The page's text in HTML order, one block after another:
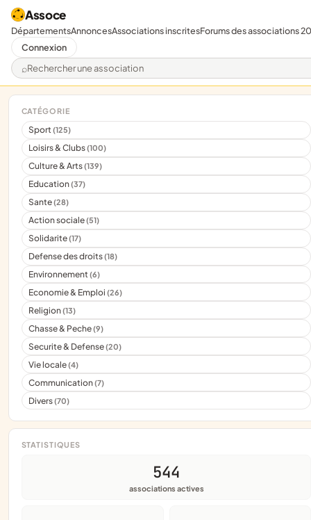
Assoce
Rechercher une association
DépartementsAnnoncesAssociations inscritesForums des associations
Connexion
CATÉGORIE
Sport(125)
Loisirs & Clubs(100)
Culture & Arts(139)
Education(37)
Sante(28)
Action sociale(51)
Solidarite(17)
Defense des droits(18)
Environnement(6)
Economie & Emploi(26)
Religion(13)
Chasse & Peche(9)
Securite & Defense(20)
Vie locale(4)
Communication(7)
Divers(70)
STATISTIQUES
544
associations actives